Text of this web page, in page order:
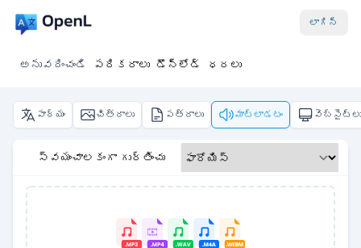
లాగిన్
అనువదించండి పరికరాలు డౌన్‌లోడ్ ధరలు
పాఠ్యం చిత్రాలు పత్రాలు మాట్లాడటం వెబ్‌సైట్లు
స్వయంచాలకంగా గుర్తించు